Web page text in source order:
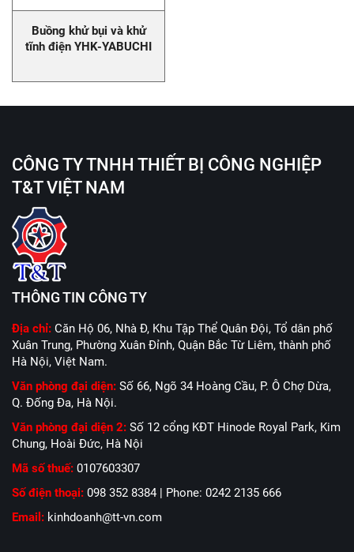
Buồng khử bụi và khử
tĩnh điện YHK-YABUCHI
CÔNG TY TNHH THIẾT BỊ CÔNG NGHIỆP
T&T VIỆT NAM
THÔNG TIN CÔNG TY
Địa chỉ: Căn Hộ 06, Nhà Đ, Khu Tập Thể Quân Đội, Tổ dân phố
Xuân Trung, Phường Xuân Đỉnh, Quận Bắc Từ Liêm, thành phố
Hà Nội, Việt Nam.
Văn phòng đại diện: Số 66, Ngõ 34 Hoàng Cầu, P. Ô Chợ Dừa,
Q. Đống Đa, Hà Nội.
Văn phòng đại diện 2: Số 12 cổng KĐT Hinode Royal Park, Kim
Chung, Hoài Đức, Hà Nội
Mã số thuế: 0107603307
Số điện thoại: 098 352 8384 | Phone: 0242 2135 666
Email: kinhdoanh@tt-vn.com